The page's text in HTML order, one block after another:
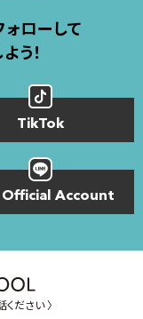
ローして
う！
TikTok
Official Account
ださい 〉